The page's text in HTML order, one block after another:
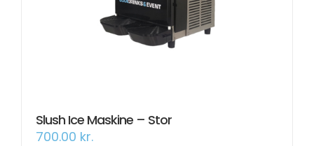
Slush Ice Maskine – Stor
700.00 kr.